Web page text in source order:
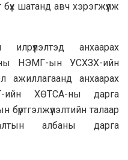
шатанд авч хэрэгжүүлж
анхаарах
НЭМГ-ын УСХЗХ-ийн
ажиллагаанд анхаарах
ийн ХӨТСА-ны дарга
талаар
албаны дарга